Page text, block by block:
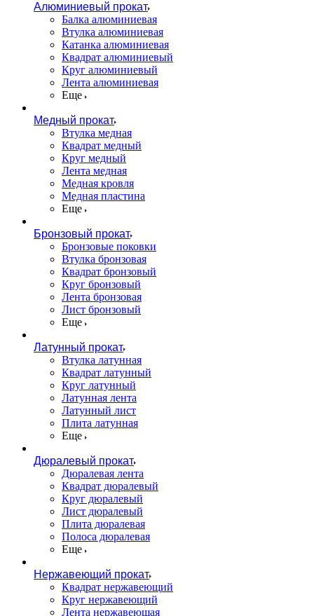
Алюминиевый прокат
Балка алюминиевая
Втулка алюминиевая
Катанка алюминиевая
Квадрат алюминиевый
Круг алюминиевый
Лента алюминиевая
Еще
Медный прокат
Втулка медная
Квадрат медный
Круг медный
Лента медная
Медная кровля
Медная пластина
Еще
Бронзовый прокат
Бронзовые поковки
Втулка бронзовая
Квадрат бронзовый
Круг бронзовый
Лента бронзовая
Лист бронзовый
Еще
Латунный прокат
Втулка латунная
Квадрат латунный
Круг латунный
Латунная лента
Латунный лист
Плита латунная
Еще
Дюралевый прокат
Дюралевая лента
Квадрат дюралевый
Круг дюралевый
Лист дюралевый
Плита дюралевая
Полоса дюралевая
Еще
Нержавеющий прокат
Квадрат нержавеющий
Круг нержавеющий
Лента нержавеющая